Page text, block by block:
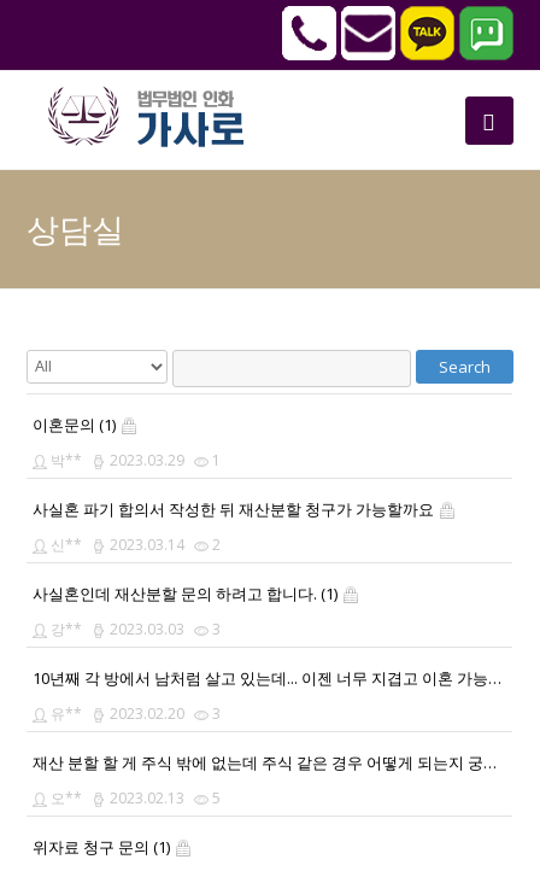
상담실
Search
이혼문의 (1)
박** 2023.03.29 1
사실혼 파기 합의서 작성한 뒤 재산분할 청구가 가능할까요
신** 2023.03.14 2
사실혼인데 재산분할 문의 하려고 합니다. (1)
강** 2023.03.03 3
10년째 각 방에서 남처럼 살고 있는데... 이젠 너무 지겹고 이혼 가능할까요 ㅠㅠ (1)
유** 2023.02.20 3
재산 분할 할 게 주식 밖에 없는데 주식 같은 경우 어떻게 되는지 궁금해서요
오** 2023.02.13 5
위자료 청구 문의 (1)